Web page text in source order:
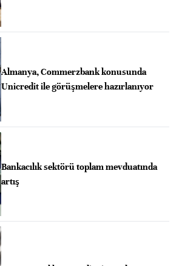
Almanya, Commerzbank konusunda
Unicredit ile görüşmelere hazırlanıyor
Bankacılık sektörü toplam mevduatında
artış